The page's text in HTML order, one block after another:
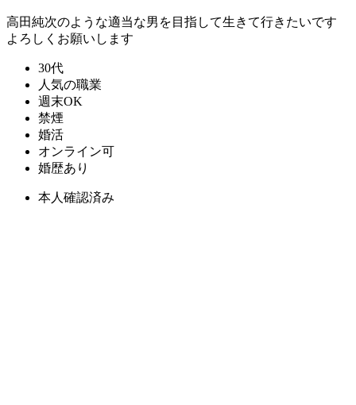
高田純次のような適当な男を目指して生きて行きたいです
よろしくお願いします
30代
人気の職業
週末OK
禁煙
婚活
オンライン可
婚歴あり
本人確認済み